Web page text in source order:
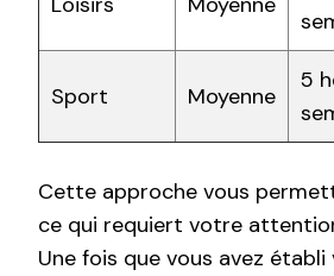
Sport Moyenne
5
Cette approche vous
ce qui requiert votre
Une fois que vous avez